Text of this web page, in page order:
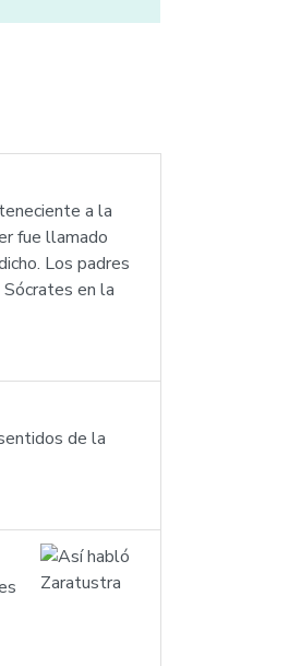
a la
fue llamado
Los padres
en la
de la